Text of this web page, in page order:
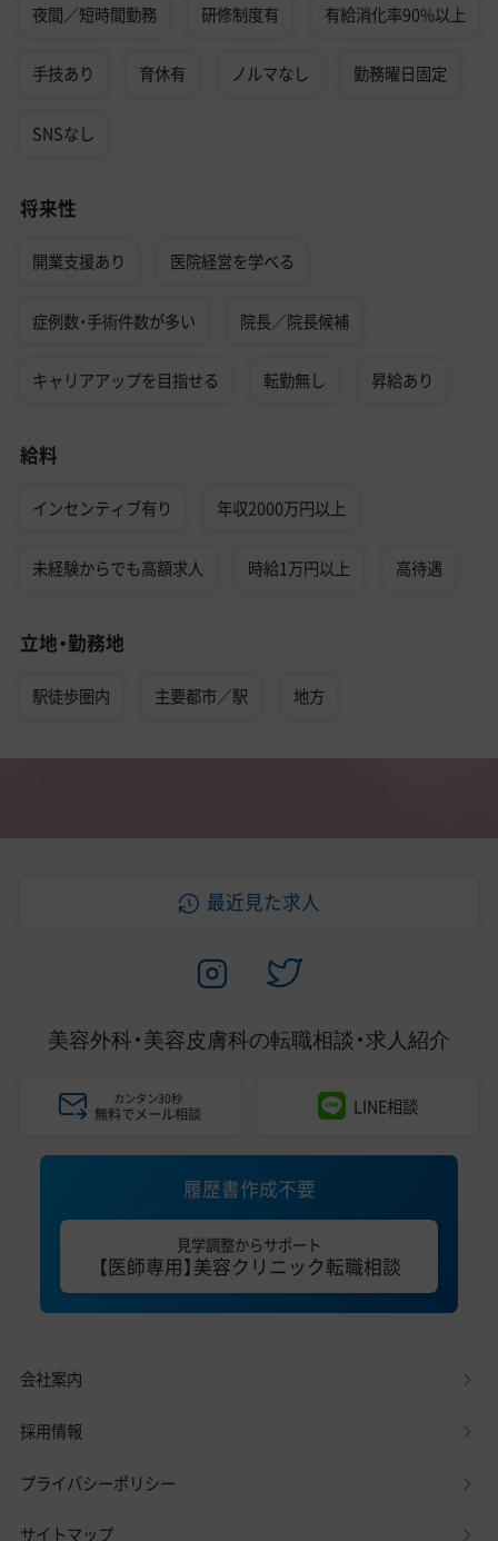
夜間／短時間勤務 研修制度有 有給消化率90%以上
手技あり 育休有 ノルマなし 勤務曜日固定
SNSなし
将来性
開業支援あり 医院経営を学べる
症例数・手術件数が多い 院長／院長候補
キャリアアップを目指せる 転勤無し 昇給あり
給料
インセンティブ有り 年収2000万円以上
未経験からでも高額求人 時給1万円以上 高待遇
立地・勤務地
駅徒歩圏内 主要都市／駅 地方
最近見た求人
美容外科・美容皮膚科の転職相談・求人紹介
カンタン30秒
無料でメール相談 LINE相談
履歴書作成不要
見学調整からサポート
【医師専用】美容クリニック転職相談
会社案内
採用情報
プライバシーポリシー
サイトマップ